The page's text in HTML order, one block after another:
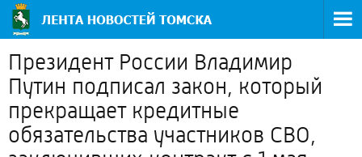
Президент России Владимир
Путин подписал закон, который
прекращает кредитные
обязательства участников СВО,